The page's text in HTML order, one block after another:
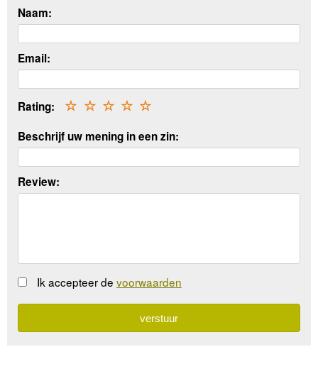
Naam:
Email:
Rating: ☆
☆
☆
☆
☆
Beschrijf uw mening in een zin:
Review:
Ik accepteer de voorwaarden